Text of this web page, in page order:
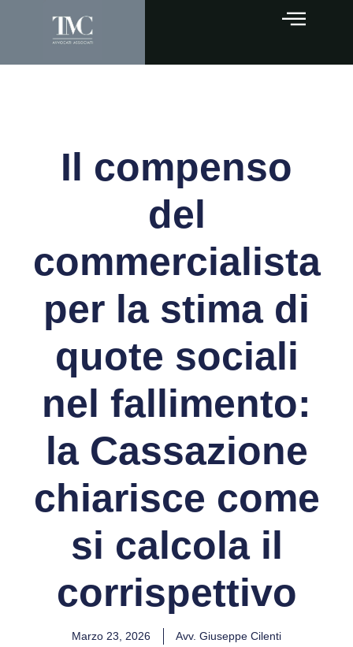
Il compenso
del
commercialista
per la stima di
quote sociali
nel fallimento:
la Cassazione
chiarisce come
si calcola il
corrispettivo
Marzo 23, 2026 Avv. Giuseppe Cilenti